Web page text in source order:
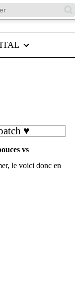
♥
vs
le voici donc en